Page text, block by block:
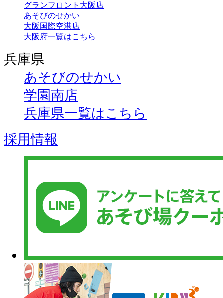
グランフロント大阪店
あそびのせかい
大阪国際空港店
大阪府一覧はこちら
兵庫県
あそびのせかい
学園南店
兵庫県一覧はこちら
採用情報